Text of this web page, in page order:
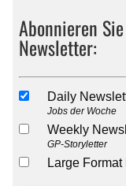
Abonnieren
Newsletter:
Daily
Jobs der Woche
Weekly
GP-Storyletter
Large Format